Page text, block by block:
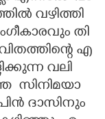
​വ​ഴി​ത്തി​
​തി​
​എ​
​വ​ലി​
​സി​നി​മ​യാ​
​ദാ​സി​നും​